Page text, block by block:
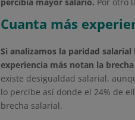
Cuanta más
Si analizamos la paridad
experiencia más notan la
existe desigualdad salarial,
lo percibe así donde el 24% de
brecha salarial.